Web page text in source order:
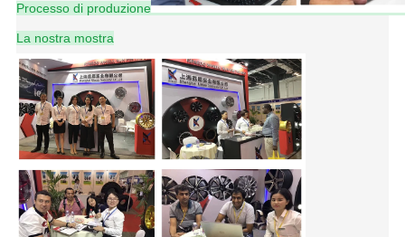
Processo di produzione
La nostra mostra